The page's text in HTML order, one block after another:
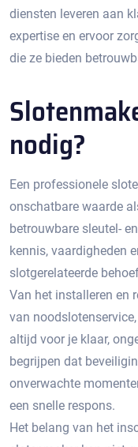
diensten leveren aan
expertise en ervoor
die ze bieden
nodig?
Een professionele
onschatbare waarde
betrouwbare sleutel-
kennis, vaardigheden
slotgerelateerde
Van het installeren en
van
altijd voor je klaar,
begrijpen dat
onverwachte
een snelle respons.​
Het belang van het